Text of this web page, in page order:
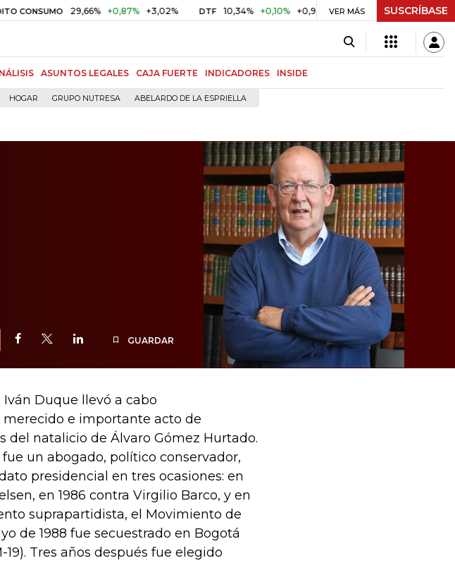
29,66% +0,87% +3,02% DTF 10,34% +0,10% +0,98% UVR $ 416,96 +$ 0,05 +0,01%
VER MÁS SUSCRÍBASE
ASUNTOS LEGALES CAJA FUERTE INDICADORES INSIDE
HOGAR GRUPO NUTRESA ABELARDO DE LA ESPRIELLA
GUARDAR
Duque llevó a cabo
e importante acto de
del natalicio de Álvaro Gómez Hurtado.
un abogado, político conservador,
presidencial en tres ocasiones: en
en 1986 contra Virgilio Barco, y en
suprapartidista, el Movimiento de
de 1988 fue secuestrado en Bogotá
Tres años después fue elegido